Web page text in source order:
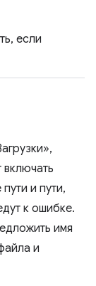
если
и пути,
к ошибке.
имя
и